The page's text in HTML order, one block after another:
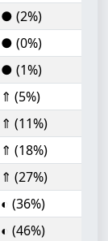
● (2%)
● (0%)
● (1%)
⇑ (5%)
⇑ (11%)
⇑ (18%)
⇑ (27%)
◐ (36%)
◐ (46%)